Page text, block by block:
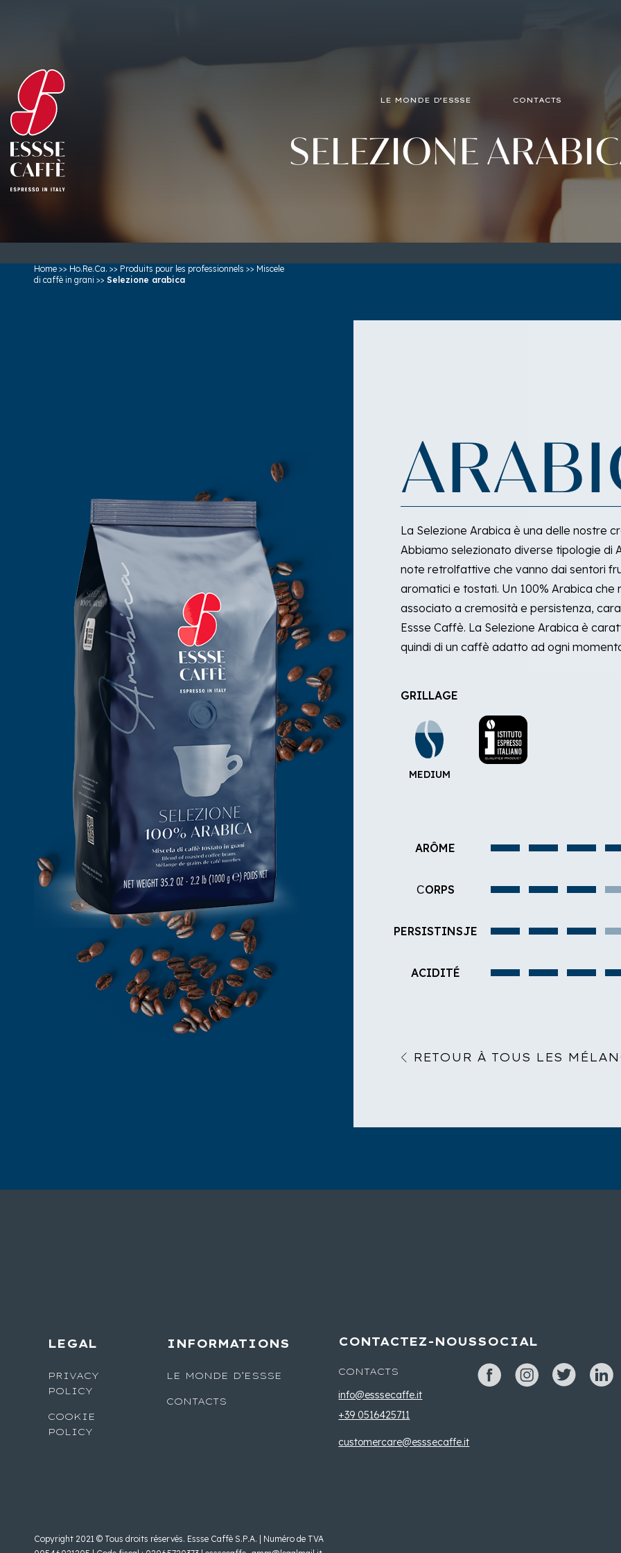
LE MONDE D’ESSSE CONTACTS
SELEZIONE
Home>> Ho.Re.Ca. >> Produits pour les professionnels >> Miscele
di caffè in grani >> Selezione arabica
La Selezione Arabica è una delle nostre
Abbiamo selezionato diverse tipologie di
note retrolfattive che vanno dai sentori
aromatici e tostati. Un 100% Arabica
associato a cremosità e persistenza,
Essse Caffè. La Selezione Arabica è
quindi di un caffè adatto ad ogni
GRILLAGE
MEDIUM
ARÔME
СORPS
PERSISTINSJE
ACIDITÉ
RETOUR À TOUS LES
LEGAL
PRIVACY
POLICY
COOKIE
POLICY
INFORMATIONS
LE MONDE D’ESSSE
CONTACTS
CONTACTEZ-NOUS
CONTACTS
info@esssecaffe.it
+39 0516425711
customercare@esssecaffe.it
SOCIAL
Copyright 2021 © Tous droits réservés. Essse Caffè S.P.A. | Numéro de TVA